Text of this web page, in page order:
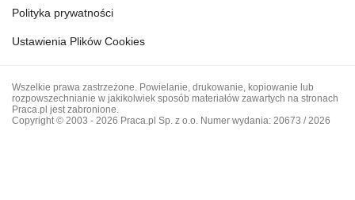
Polityka prywatności
Ustawienia Plików Cookies
Wszelkie prawa zastrzeżone. Powielanie, drukowanie, kopiowanie lub
rozpowszechnianie w jakikolwiek sposób materiałów zawartych na stronach
Praca.pl jest zabronione.
Copyright © 2003 - 2026 Praca.pl Sp. z o.o. Numer wydania: 20673 / 2026